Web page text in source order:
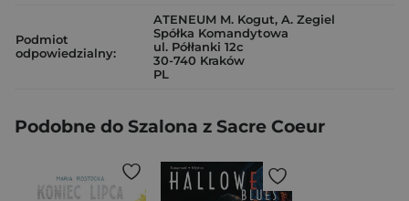
Podmiot
odpowiedzialny:
ATENEUM M. Kogut, A. Zegiel
Spółka Komandytowa
ul. Półłanki 12c
30-740 Kraków
PL
Podobne do Szalona z Sacre Coeur